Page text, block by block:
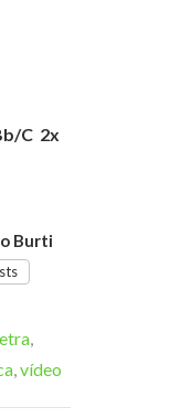
C 2x
Burti
vídeo